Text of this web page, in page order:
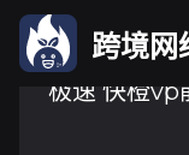
跨境网
极速 快橙vp